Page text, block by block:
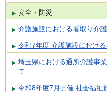
安全・防災
介護施設における看取り介
令和7年度 介護施設におけ
埼玉県における通所介護事
て
令和8年度7月開催 社会福祉